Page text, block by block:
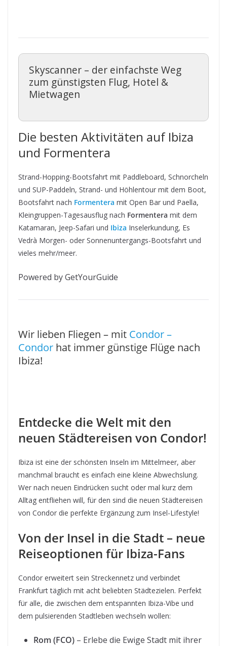
Skyscanner – der einfachste Weg
zum günstigsten Flug, Hotel &
Mietwagen
Die besten Aktivitäten auf Ibiza
und Formentera
Strand-Hopping-Bootsfahrt mit Paddleboard, Schnorcheln
und SUP-Paddeln, Strand- und Höhlentour mit dem Boot,
Bootsfahrt nach Formentera mit Open Bar und Paella,
Kleingruppen-Tagesausflug nach Formentera mit dem
Katamaran, Jeep-Safari und Ibiza Inselerkundung, Es
Vedrà Morgen- oder Sonnenuntergangs-Bootsfahrt und
vieles mehr/meer.
Powered by GetYourGuide
Wir lieben Fliegen – mit Condor –
Condor hat immer günstige Flüge nach
Ibiza!
Entdecke die Welt mit den
neuen Städtereisen von Condor!
Ibiza ist eine der schönsten Inseln im Mittelmeer, aber
manchmal braucht es einfach eine kleine Abwechslung.
Wer nach neuen Eindrücken sucht oder mal kurz dem
Alltag entfliehen will, für den sind die neuen Städtereisen
von Condor die perfekte Ergänzung zum Insel-Lifestyle!
Von der Insel in die Stadt – neue
Reiseoptionen für Ibiza-Fans
Condor erweitert sein Streckennetz und verbindet
Frankfurt täglich mit acht beliebten Städtezielen. Perfekt
für alle, die zwischen dem entspannten Ibiza-Vibe und
dem pulsierenden Stadtleben wechseln wollen:
Rom (FCO) – Erlebe die Ewige Stadt mit ihrer